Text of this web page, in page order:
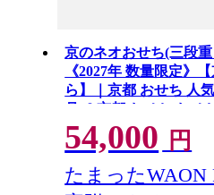
京のネオおせち(三段
《2027年 数量限定》
ら】｜京都 おせち 人
月［ 京都 おせち おせ
料理 人気 おすすめ
グルメ ギフト ご自宅
54,000 円
たまったWAON